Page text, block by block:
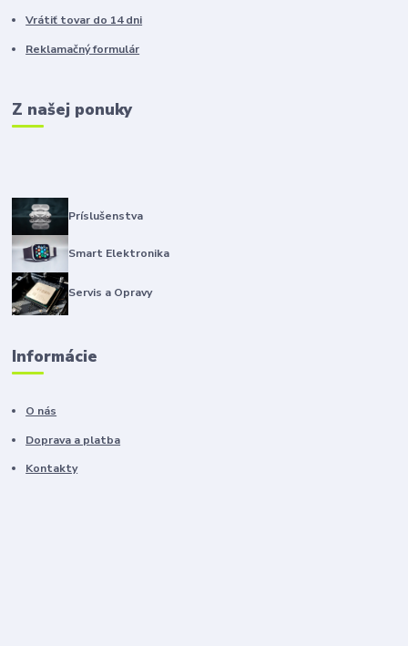
Vrátiť tovar do 14 dni
Reklamačný formulár
Z našej ponuky
Príslušenstva
Smart Elektronika
Servis a Opravy
Informácie
O nás
Doprava a platba
Kontakty